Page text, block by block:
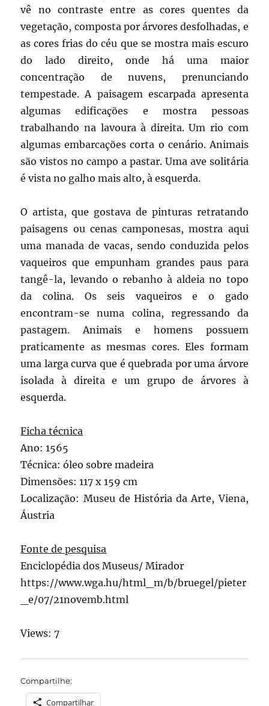
vê no contraste entre as cores quentes da
vegetação, composta por árvores desfolhadas, e
as cores frias do céu que se mostra mais escuro
do lado direito, onde há uma maior
concentração de nuvens, prenunciando
tempestade. A paisagem escarpada apresenta
algumas edificações e mostra pessoas
trabalhando na lavoura à direita. Um rio com
algumas embarcações corta o cenário. Animais
são vistos no campo a pastar. Uma ave solitária
é vista no galho mais alto, à esquerda.
O artista, que gostava de pinturas retratando
paisagens ou cenas camponesas, mostra aqui
uma manada de vacas, sendo conduzida pelos
vaqueiros que empunham grandes paus para
tangê-la, levando o rebanho à aldeia no topo
da colina. Os seis vaqueiros e o gado
encontram-se numa colina, regressando da
pastagem. Animais e homens possuem
praticamente as mesmas cores. Eles formam
uma larga curva que é quebrada por uma árvore
isolada à direita e um grupo de árvores à
esquerda.
Ficha técnica
Ano: 1565
Técnica: óleo sobre madeira
Dimensões: 117 x 159 cm
Localização: Museu de História da Arte, Viena,
Áustria
Fonte de pesquisa
Enciclopédia dos Museus/ Mirador
https://www.wga.hu/html_m/b/bruegel/pieter
_e/07/21novemb.html
Views: 7
Compartilhe:
Compartilhar